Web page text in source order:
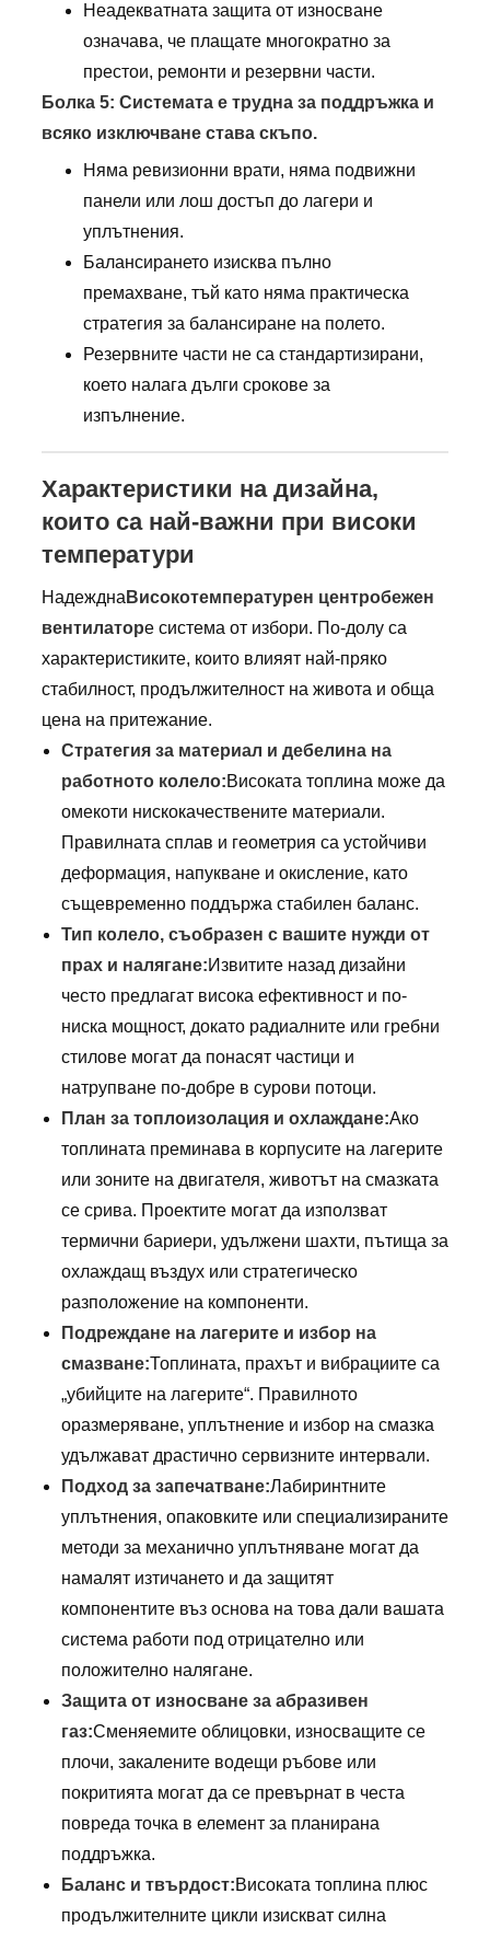
Неадекватната защита от износване
означава, че плащате многократно за
престои, ремонти и резервни части.
Болка 5: Системата е трудна за поддръжка и
всяко изключване става скъпо.
Няма ревизионни врати, няма подвижни
панели или лош достъп до лагери и
уплътнения.
Балансирането изисква пълно
премахване, тъй като няма практическа
стратегия за балансиране на полето.
Резервните части не са стандартизирани,
което налага дълги срокове за
изпълнение.
Характеристики на дизайна,
които са най-важни при високи
температури
Надеждна Високотемпературен центробежен
вентилаторе система от избори. По-долу са
характеристиките, които влияят най-пряко
стабилност, продължителност на живота и обща
цена на притежание.
Стратегия за материал и дебелина на
работното колело:Високата топлина може да
омекоти нискокачествените материали.
Правилната сплав и геометрия са устойчиви
деформация, напукване и окисление, като
същевременно поддържа стабилен баланс.
Тип колело, съобразен с вашите нужди от
прах и налягане:Извитите назад дизайни
често предлагат висока ефективност и по-
ниска мощност, докато радиалните или гребни
стилове могат да понасят частици и
натрупване по-добре в сурови потоци.
План за топлоизолация и охлаждане:Ако
топлината преминава в корпусите на лагерите
или зоните на двигателя, животът на смазката
се срива. Проектите могат да използват
термични бариери, удължени шахти, пътища за
охлаждащ въздух или стратегическо
разположение на компоненти.
Подреждане на лагерите и избор на
смазване:Топлината, прахът и вибрациите са
„убийците на лагерите“. Правилното
оразмеряване, уплътнение и избор на смазка
удължават драстично сервизните интервали.
Подход за запечатване:Лабиринтните
уплътнения, опаковките или специализираните
методи за механично уплътняване могат да
намалят изтичането и да защитят
компонентите въз основа на това дали вашата
система работи под отрицателно или
положително налягане.
Защита от износване за абразивен
газ:Сменяемите облицовки, износващите се
плочи, закалените водещи ръбове или
покритията могат да се превърнат в честа
повреда точка в елемент за планирана
поддръжка.
Баланс и твърдост:Високата топлина плюс
продължителните цикли изискват силна